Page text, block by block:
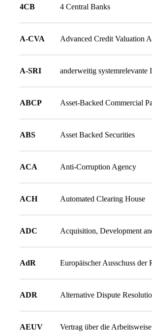
4CB 4 Central Banks
A-CVA Advanced Credit Valuation
A-SRI anderweitig systemrelevante
ABCP Asset-Backed Commercial
ABS Asset Backed Securities
ACA Anti-Corruption Agency
ACH Automated Clearing House
ADC Acquisition, Development
AdR Europäischer Ausschuss der
ADR Alternative Dispute
AEUV
Vertrag über die